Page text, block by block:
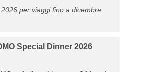
per viaggi fino a dicembre
Special Dinner 2026